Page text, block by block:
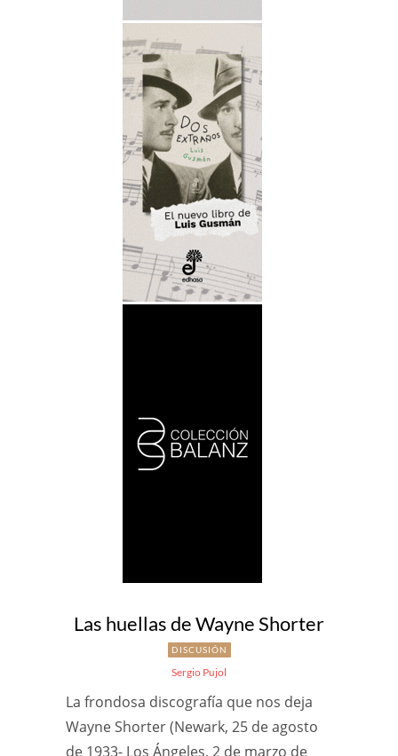
Las huellas de Wayne Shorter
DISCUSIÓN
Sergio Pujol
La frondosa discografía que nos deja
Wayne Shorter (Newark, 25 de agosto
de 1933- Los Ángeles, 2 de marzo de